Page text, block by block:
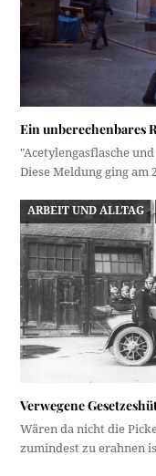
Ein unberechenbares
"Acetylengasflasche
Diese Meldung ging am
ARBEIT UND ALLTAG
Verwegene
Wären da nicht die
zumindest zu erahnen